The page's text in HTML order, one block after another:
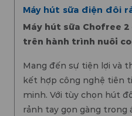
Máy hút sữa điện đôi
Máy hút sữa Chofree
trên hành trình nuôi
Mang đến sự tiện lợi và
kết hợp công nghệ tiên
minh. Với tùy chọn hút
rảnh tay gọn gàng trong